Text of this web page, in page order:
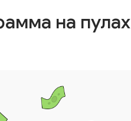
на пулах